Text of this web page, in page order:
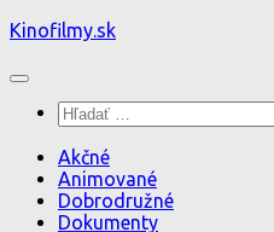
Preskočiť
obsah
Kinofilmy.sk
Hľadať:
Akčné
Animované
Dobrodružné
Dokumenty